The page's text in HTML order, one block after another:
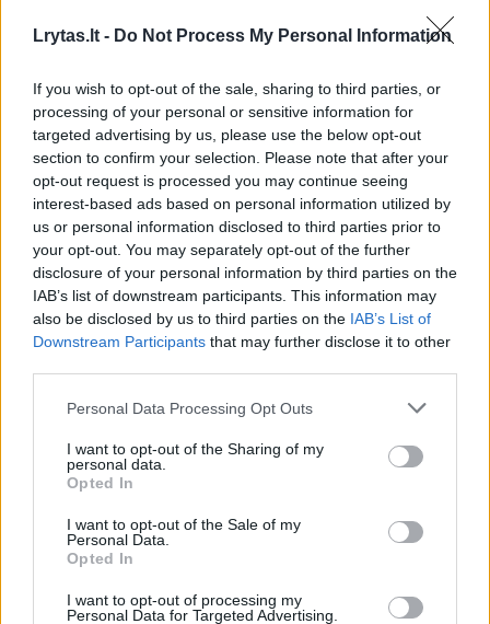
Lrytas.lt - Do Not Process My Personal Information
If you wish to opt-out of the sale, sharing to third parties, or
processing of your personal or sensitive information for
targeted advertising by us, please use the below opt-out
section to confirm your selection. Please note that after your
opt-out request is processed you may continue seeing
interest-based ads based on personal information utilized by
us or personal information disclosed to third parties prior to
your opt-out. You may separately opt-out of the further
disclosure of your personal information by third parties on the
IAB’s list of downstream participants. This information may
also be disclosed by us to third parties on the IAB’s List of
Downstream Participants that may further disclose it to other
Personal Data Processing Opt Outs
I want to opt-out of the Sharing of my
personal data.
Opted In
I want to opt-out of the Sale of my
Personal Data.
Opted In
I want to opt-out of processing my
Personal Data for Targeted Advertising.
paauglys nušovė senelius, 3 mokytojus ir 3 moksleivius
Žinios
00:02:08
Aukštaitijos pučiamųjų orkestras Nyderlanduose
apgynė čempionų vardą
Žinios | Lietuvos diena
Visi įrašai
Žiūrimiausi įrašai
Vaizdai iš tragiškos avarijos Vilniaus r.: dviejų moterų ir
vaiko gyvybių išgelbėti nepavyko
32 laipsnių šilumos